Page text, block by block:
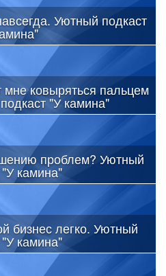
Уютный подкаст
ковыряться пальцем
"У камина"
проблем? Уютный
камина"
бизнес легко. Уютный
камина"